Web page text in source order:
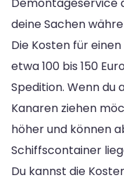
deine Sachen
Die Kosten für
etwa 100 bis 150
Spedition. Wenn du
Kanaren ziehen
höher und können
Schiffscontainer
Du kannst die